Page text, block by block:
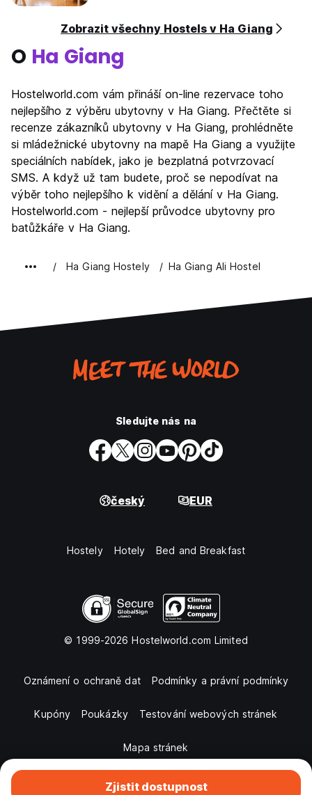
Zjistit dostupnost
Zobrazit všechny Hostels v Ha Giang
O Ha Giang
Hostelworld.com vám přináší on-line rezervace toho
nejlepšího z výběru ubytovny v Ha Giang. Přečtěte si
recenze zákazníků ubytovny v Ha Giang, prohlédněte
si mládežnické ubytovny na mapě Ha Giang a využijte
speciálních nabídek, jako je bezplatná potvrzovací
SMS. A když už tam budete, proč se nepodívat na
výběr toho nejlepšího k vidění a dělání v Ha Giang.
Hostelworld.com - nejlepší průvodce ubytovny pro
batůžkáře v Ha Giang.
Ha Giang Hostely Ha Giang Ali Hostel
Sledujte nás na
český EUR
Hostely Hotely Bed and Breakfast
© 1999-2026 Hostelworld.com Limited
Oznámení o ochraně dat Podmínky a právní podmínky
Kupóny Poukázky Testování webových stránek
Mapa stránek